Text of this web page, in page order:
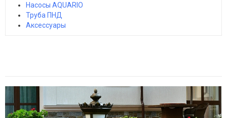
Насосы AQUARIO
Труба ПНД
Аксессуары